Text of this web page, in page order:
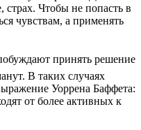
Чтобы не попасть в
чувствам, а применять
принять решение
В таких случаях
Уоррена Баффета:
от более активных к